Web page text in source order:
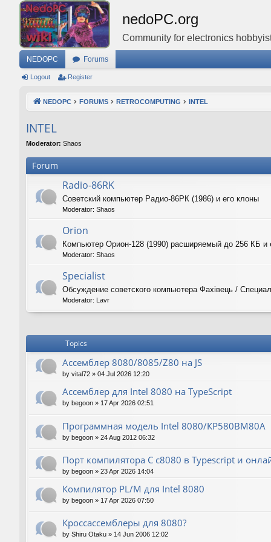
nedoPC.org
Community for electronics
NEDOPC Forums
Logout Register
NEDOPC FORUMS RETROCOMPUTING INTEL
INTEL
Moderator: Shaos
Forum
Radio-86RK
Советский компьютер Радио-86РК (1986) и его клоны
Moderator: Shaos
Orion
Компьютер Орион-128 (1990) расширяемый до 256 КБ и
Moderator: Shaos
Specialist
Обсуждение советского компьютера Фахiвець /
Moderator: Lavr
Topics
Ассемблер 8080/8085/Z80 на JS
by vital72 » 04 Jul 2026 12:20
Ассемблер для Intel 8080 на TypeScript
by begoon » 17 Apr 2026 02:51
Программная модель Intel 8080/КР580ВМ80А
by begoon » 24 Aug 2012 06:32
Порт компилятора С с8080 в Typescript и
by begoon » 23 Apr 2026 14:04
Компилятор PL/M для Intel 8080
by begoon » 17 Apr 2026 07:50
Кроссассемблеры для 8080?
by Shiru Otaku » 14 Jun 2006 12:02